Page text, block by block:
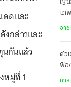
ดดและ
งกล่าวและ
นกันแล้ว
หมู่ที่ 1
ญา
เท
อา
ด่ว
ฟ้อ
ปร
การ